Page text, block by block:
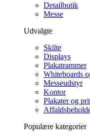
Detailbutik
Messe
Udvalgte
Skilte
Displays
Plakatrammer
Whiteboards
Messeudstyr
Kontor
Plakater og
Populære kategorier